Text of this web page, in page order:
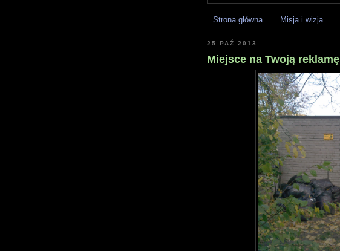
Strona główna Misja i wizja
25 PAŹ 2013
Miejsce na Twoją reklamę